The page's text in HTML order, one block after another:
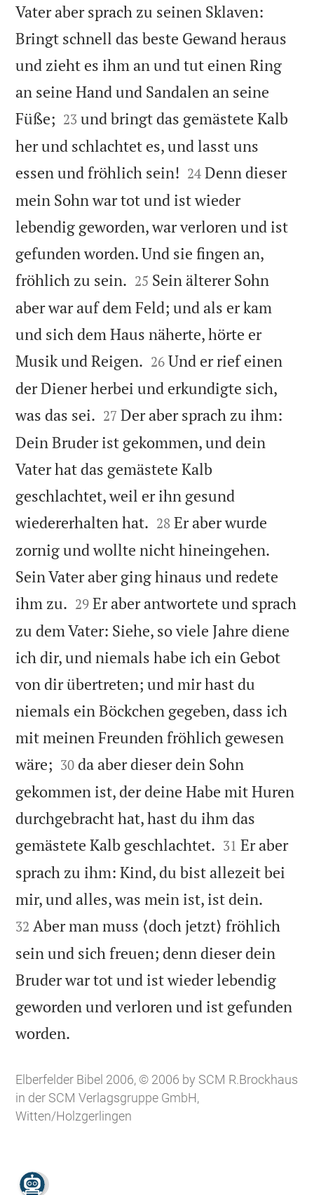
Vater aber sprach zu seinen Sklaven:
Bringt schnell das beste Gewand heraus
und zieht es ihm an und tut einen Ring
an seine Hand und Sandalen an seine
Füße; 

23 und bringt das gemästete Kalb
her und schlachtet es, und lasst uns
essen und fröhlich sein! 

24 Denn dieser
mein Sohn war tot und ist wieder
lebendig geworden, war verloren und ist
gefunden worden. Und sie fingen an,
fröhlich zu sein. 

25 Sein älterer Sohn
aber war auf dem Feld; und als er kam
und sich dem Haus näherte, hörte er
Musik und Reigen. 

26 Und er rief einen
der Diener herbei und erkundigte sich,
was das sei. 

27 Der aber sprach zu ihm:
Dein Bruder ist gekommen, und dein
Vater hat das gemästete Kalb
geschlachtet, weil er ihn gesund
wiedererhalten hat. 

28 Er aber wurde
zornig und wollte nicht hineingehen.
Sein Vater aber ging hinaus und redete
ihm zu. 

29 Er aber antwortete und sprach
zu dem Vater: Siehe, so viele Jahre diene
ich dir, und niemals habe ich ein Gebot
von dir übertreten; und mir hast du
niemals ein Böckchen gegeben, dass ich
mit meinen Freunden fröhlich gewesen
wäre; 

30 da aber dieser dein Sohn
gekommen ist, der deine Habe mit Huren
durchgebracht hat, hast du ihm das
gemästete Kalb geschlachtet. 

31 Er aber
sprach zu ihm: Kind, du bist allezeit bei
mir, und alles, was mein ist, ist dein.
32 Aber man muss ⟨doch jetzt⟩ fröhlich
sein und sich freuen; denn dieser dein
Bruder war tot und ist wieder lebendig
geworden und verloren und ist gefunden
worden.
Elberfelder Bibel 2006, © 2006 by SCM R.Brockhaus
in der SCM Verlagsgruppe GmbH,
Witten/Holzgerlingen